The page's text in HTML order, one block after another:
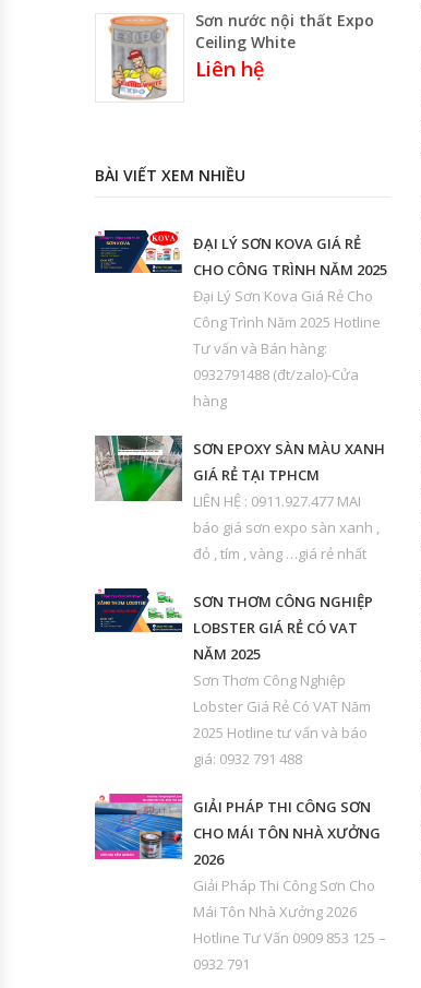
Sơn nước nội thất Expo
Ceiling White
Liên hệ
BÀI VIẾT XEM NHIỀU
ĐẠI LÝ SƠN KOVA GIÁ RẺ
CHO CÔNG TRÌNH NĂM 2025
Đại Lý Sơn Kova Giá Rẻ Cho
Công Trình Năm 2025 Hotline
Tư vấn và Bán hàng:
0932791488 (đt/zalo)-Cửa
hàng
SƠN EPOXY SÀN MÀU XANH
GIÁ RẺ TẠI TPHCM
LIÊN HỆ : 0911.927.477 MAI
báo giá sơn expo sàn xanh ,
đỏ , tím , vàng …giá rẻ nhất
SƠN THƠM CÔNG NGHIỆP
LOBSTER GIÁ RẺ CÓ VAT
NĂM 2025
Sơn Thơm Công Nghiệp
Lobster Giá Rẻ Có VAT Năm
2025 Hotline tư vấn và báo
giá: 0932 791 488
GIẢI PHÁP THI CÔNG SƠN
CHO MÁI TÔN NHÀ XƯỞNG
2026
Giải Pháp Thi Công Sơn Cho
Mái Tôn Nhà Xưởng 2026
Hotline Tư Vấn 0909 853 125 –
0932 791